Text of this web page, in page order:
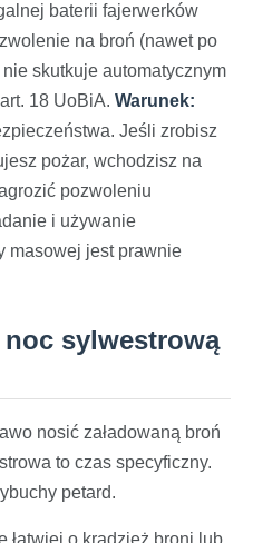
baterii fajerwerków
na broń (nawet po
skutkuje automatycznym
18 UoBiA. Warunek:
Jeśli zrobisz
pożar, wchodzisz na
pozwoleniu
i używanie
masowej jest prawnie
sylwestrową
nosić załadowaną broń
to czas specyficzny.
petard.
łatwiej o kradzież broni lub